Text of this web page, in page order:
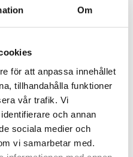
Om
för att anpassa innehållet
tillhandahålla funktioner
vår trafik. Vi
och annan
sociala medier och
vi samarbetar med.
mer strukturerat i det
för att fungera
kan bli en naturlig del
säkerhet och få
är detta ett pass
direkt användbara
tandhygienist 2026